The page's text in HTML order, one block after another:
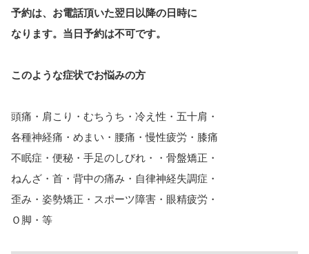
予約は、お電話頂いた翌日以降の日時に
なります。 当日予約は不可です。
このような症状でお悩みの方
頭痛・肩こり・むちうち・冷え性・五十肩・
各種神経痛・めまい・腰痛・慢性疲労・膝痛
不眠症・便秘・手足のしびれ・・骨盤矯正・
ねんざ・首・背中の痛み・自律神経失調症・
歪み・姿勢矯正・スポーツ障害・眼精疲労・
Ｏ脚・等